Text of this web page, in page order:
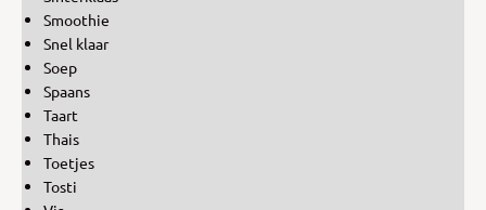
Smoothie
Snel klaar
Soep
Spaans
Taart
Thais
Toetjes
Tosti